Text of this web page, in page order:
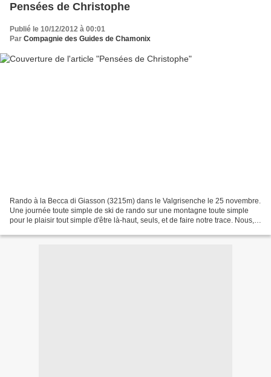
Pensées de Christophe
Publié le 10/12/2012 à 00:01
Par Compagnie des Guides de Chamonix
Rando à la Becca di Giasson (3215m) dans le Valgrisenche le 25 novembre.
Une journée toute simple de ski de rando sur une montagne toute simple
pour le plaisir tout simple d'être là-haut, seuls, et de faire notre trace. Nous,